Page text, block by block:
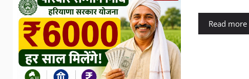
Read more